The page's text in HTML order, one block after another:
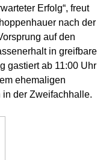
Erfolg“, freut
nach der
auf den
in greifbare
gastiert ab 11:00 Uhr
ehemaligen
der Zweifachhalle.